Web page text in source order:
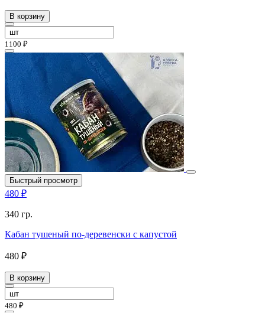
В корзину
1100 ₽
Быстрый просмотр
480 ₽
340 гр.
Кабан тушеный по-деревенски с капустой
480 ₽
В корзину
480 ₽